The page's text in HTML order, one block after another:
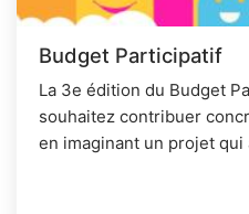
Budget Participatif
La 3e édition du Budget
souhaitez contribuer
en imaginant un projet